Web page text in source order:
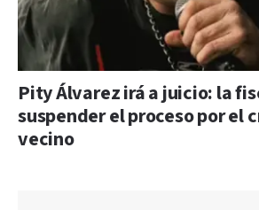
Pity Álvarez irá a juicio: la
suspender el proceso por el
vecino